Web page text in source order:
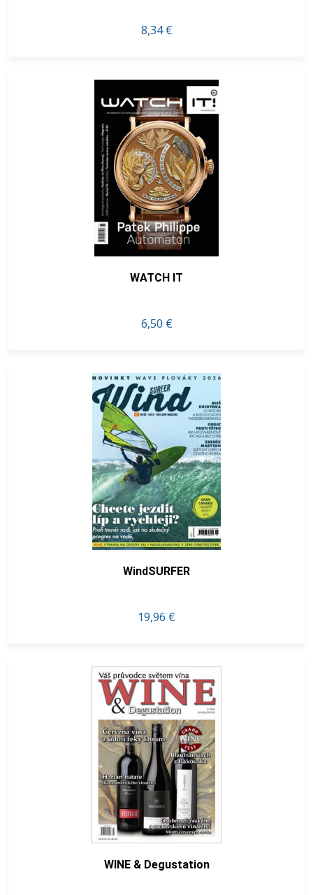
8,34 €
WATCH IT
6,50 €
WindSURFER
19,96 €
WINE & Degustation